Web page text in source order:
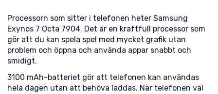
Processorn som sitter i telefonen heter Samsung
Exynos 7 Octa 7904. Det är en kraftfull processor som
gör att du kan spela spel med mycket grafik utan
problem och öppna och använda appar snabbt och
smidigt.
3100 mAh-batteriet gör att telefonen kan användas
hela dagen utan att behöva laddas. När telefonen väl